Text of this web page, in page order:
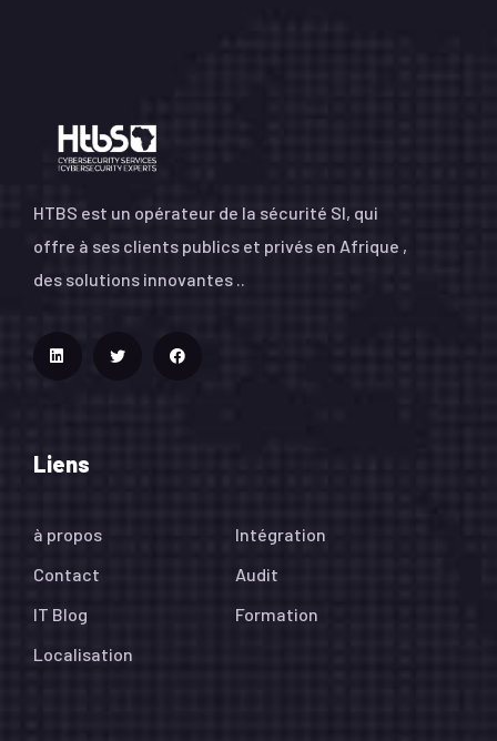
HTBS est un opérateur de la sécurité SI, qui
offre à ses clients publics et privés en Afrique ,
des solutions innovantes ..
Liens
à propos
Intégration
Contact
Audit
IT Blog
Formation
Localisation